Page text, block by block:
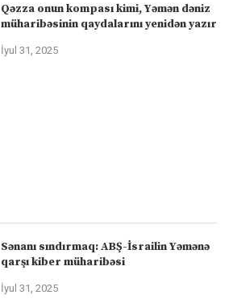
Qəzza onun kompası kimi, Yəmən dəniz
müharibəsinin qaydalarını yenidən yazır
İyul 31, 2025
Sənanı sındırmaq: ABŞ-İsrailin Yəmənə
qarşı kiber müharibəsi
İyul 31, 2025